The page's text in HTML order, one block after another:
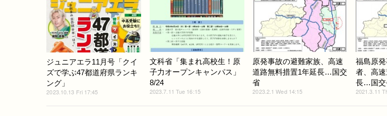
ジュニアエラ11月号「クイ
ズで学ぶ47都道府県ランキ
ング」
2023.10.13 Fri 17:45
文科省「集まれ高校生！原
子力オープンキャンパス」
8/24
2023.7.11 Tue 16:15
原発事故の避難家族、高速
道路無料措置1年延長…国交
省
2023.2.1 Wed 14:15
福島原
者、高
長…国交
2021.3.11